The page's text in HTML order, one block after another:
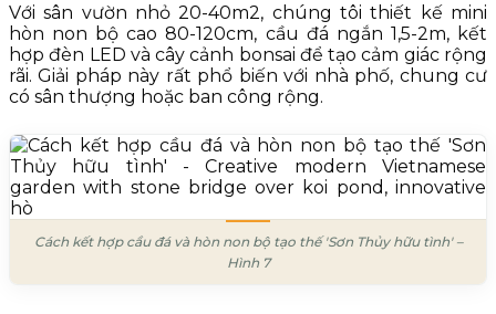
Với sân vườn nhỏ 20-40m2, chúng tôi thiết kế mini
hòn non bộ cao 80-120cm, cầu đá ngắn 1,5-2m, kết
hợp đèn LED và cây cảnh bonsai để tạo cảm giác rộng
rãi. Giải pháp này rất phổ biến với nhà phố, chung cư
có sân thượng hoặc ban công rộng.
Cách kết hợp cầu đá và hòn non bộ tạo thế 'Sơn Thủy hữu tình' –
Hình 7